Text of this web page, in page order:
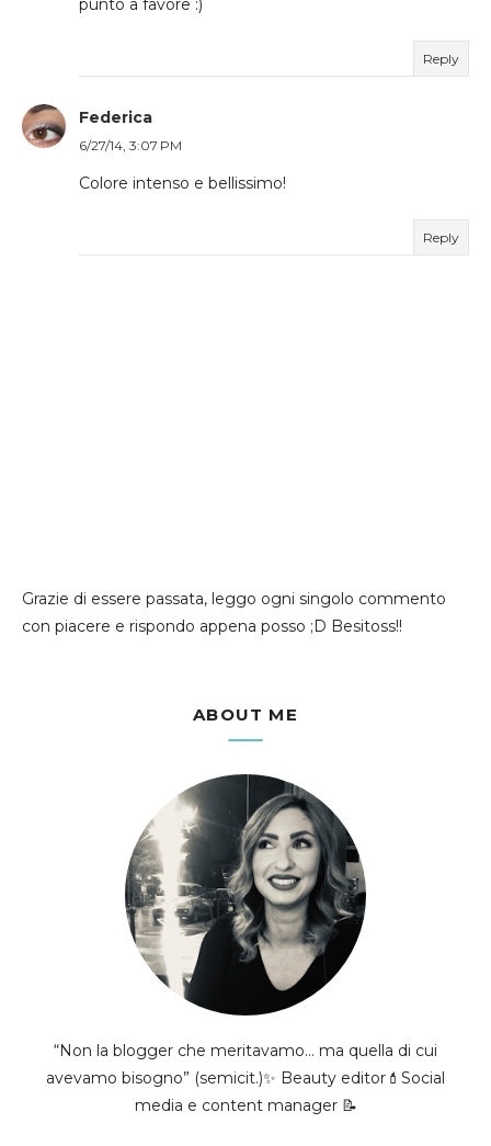
Reply
Federica
6/27/14, 3:07 PM
Colore intenso e bellissimo!
Reply
Grazie di essere passata, leggo ogni singolo commento
con piacere e rispondo appena posso ;D Besitoss!!
ABOUT ME
“Non la blogger che meritavamo... ma quella di cui
avevamo bisogno” (semicit.)✨ Beauty editor💄Social
media e content manager 📝